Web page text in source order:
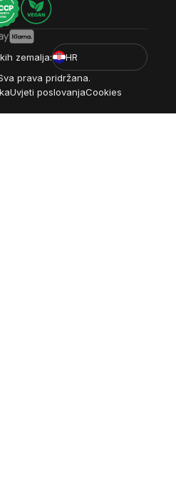
zemalja:
HR
prava pridržana.
Uvjeti poslovanjaCookies